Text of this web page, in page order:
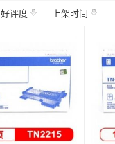
国际/
杰思特/
科源/Longhorn
欧普/
高宝/COBOL
德丽
士/RCS 拓普达
艾洁
/AMWELL 荣大 硕
好评度 上架时间